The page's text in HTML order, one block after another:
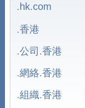
.hk.com
.香港
.公司.香港
.網絡.香港
.組織.香港